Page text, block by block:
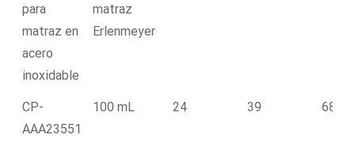
para
matraz en
acero
inoxidable
matraz
Erlenmeyer
CP-
AAA23551
100 mL 24 39 68